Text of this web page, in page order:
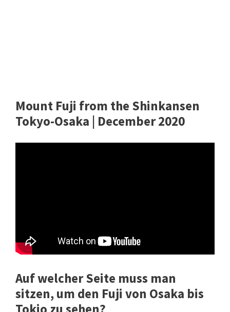
Mount Fuji from the Shinkansen
Tokyo-Osaka | December 2020
Auf welcher Seite muss man
sitzen, um den Fuji von Osaka bis
Tokio zu sehen?